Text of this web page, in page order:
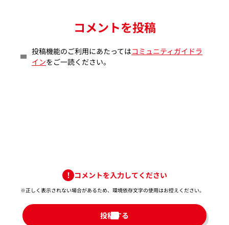
コメントを投稿
投稿機能のご利用にあたってはコミュニティガイドラ
インをご一読ください。
コメントを入力してください
※正しく表示されない場合があるため、環境依存文字の使用はお控えください。​
投稿する